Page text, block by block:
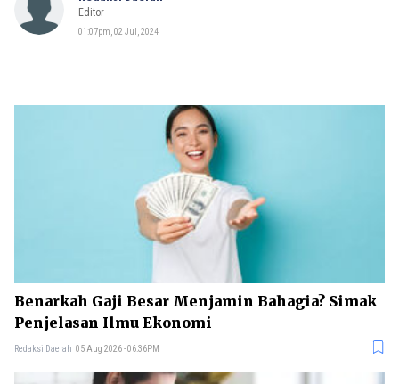
Editor
01:07pm, 02 Jul, 2024
Benarkah Gaji Besar Menjamin Bahagia? Simak
Penjelasan Ilmu Ekonomi
Redaksi Daerah 05 Aug 2026 - 06:36PM